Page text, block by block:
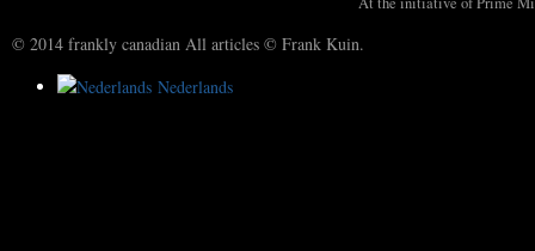
© 2014 frankly canadian All articles © Frank Kuin.
Nederlands